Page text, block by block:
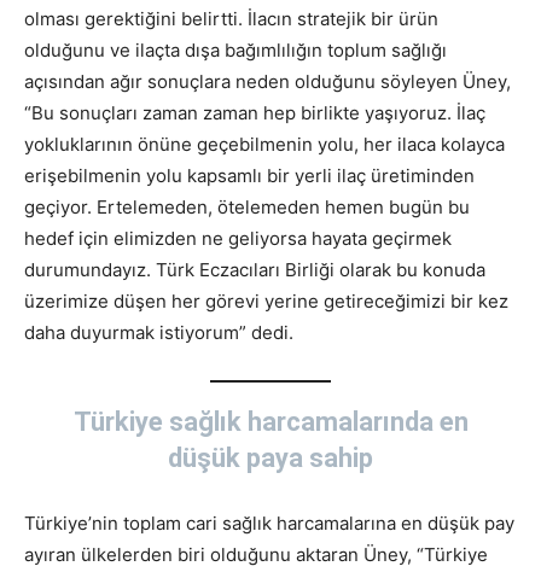
olması gerektiğini belirtti. İlacın stratejik bir ürün
olduğunu ve ilaçta dışa bağımlılığın toplum sağlığı
açısından ağır sonuçlara neden olduğunu söyleyen Üney,
“Bu sonuçları zaman zaman hep birlikte yaşıyoruz. İlaç
yokluklarının önüne geçebilmenin yolu, her ilaca kolayca
erişebilmenin yolu kapsamlı bir yerli ilaç üretiminden
geçiyor. Ertelemeden, ötelemeden hemen bugün bu
hedef için elimizden ne geliyorsa hayata geçirmek
durumundayız. Türk Eczacıları Birliği olarak bu konuda
üzerimize düşen her görevi yerine getireceğimizi bir kez
daha duyurmak istiyorum” dedi.
Türkiye sağlık harcamalarında en
düşük paya sahip
Türkiye’nin toplam cari sağlık harcamalarına en düşük pay
ayıran ülkelerden biri olduğunu aktaran Üney, “Türkiye